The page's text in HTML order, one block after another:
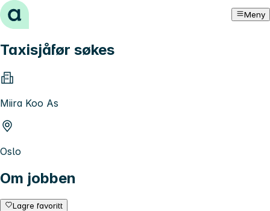
Hopp til innhold Meny
Taxisjåfør søkes
Miira Koo As
Oslo
Om jobben
Lagre favoritt